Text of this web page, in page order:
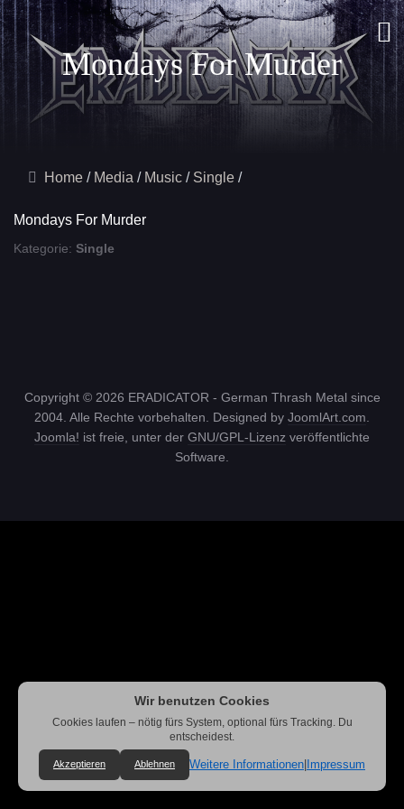
Mondays For Murder
Home Media Music Single
Mondays For Murder
Kategorie: Single
Copyright © 2026 ERADICATOR - German Thrash Metal since
2004. Alle Rechte vorbehalten. Designed by JoomlArt.com
Joomla! ist freie, unter der GNU/GPL-Lizenz veröffentlichte
Software.
Wir benutzen Cookies
Cookies laufen – nötig fürs System, optional fürs Tracking. Du
entscheidest.
Akzeptieren Ablehnen Weitere Informationen Impressum